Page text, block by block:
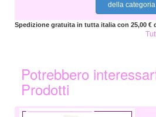
della categoria
Spedizione gratuita in tutta italia con 25,00 €
Potrebbero
Prodotti
0,75 €